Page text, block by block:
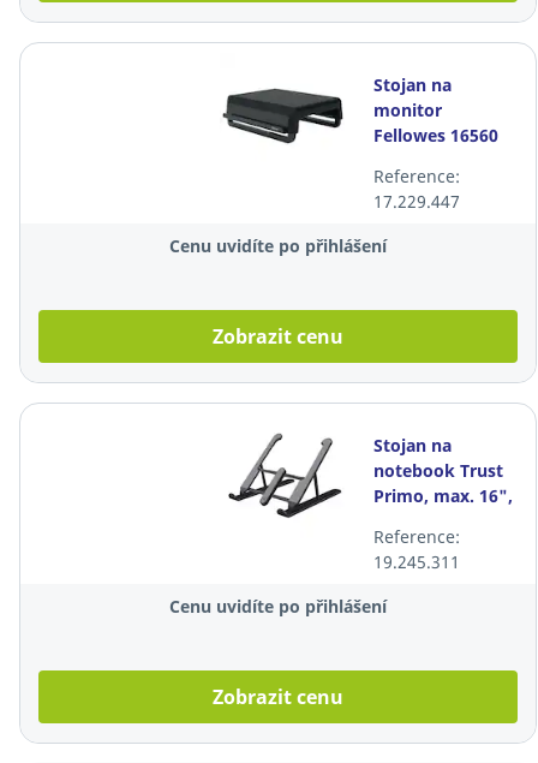
Stojan na
monitor
Fellowes 16560
Reference:
17.229.447
Cenu uvidíte po přihlášení
Zobrazit cenu
Stojan na
notebook Trust
Primo, max. 16",
Reference:
19.245.311
Cenu uvidíte po přihlášení
Zobrazit cenu